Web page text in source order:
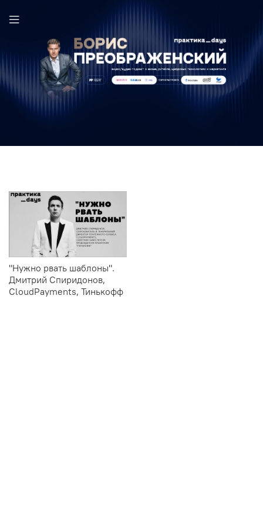
"Нужно рвать шаблоны".
Дмитрий Спиридонов,
CloudPayments, Тинькофф